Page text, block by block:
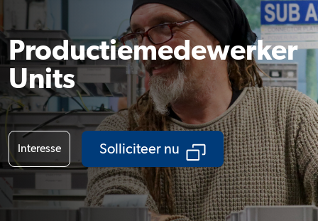
Productiemedewerker
Units
Interesse Solliciteer nu